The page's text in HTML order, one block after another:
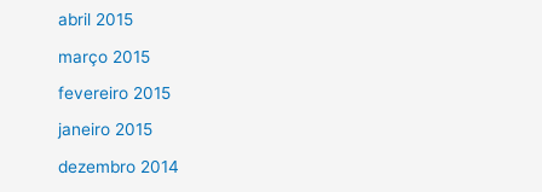
abril 2015
março 2015
fevereiro 2015
janeiro 2015
dezembro 2014